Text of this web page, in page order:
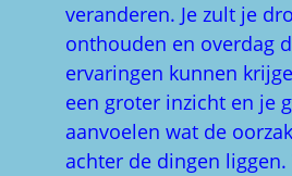
veranderen. Je zult je
onthouden en overdag
ervaringen kunnen
een groter inzicht en je
aanvoelen wat de
achter de dingen